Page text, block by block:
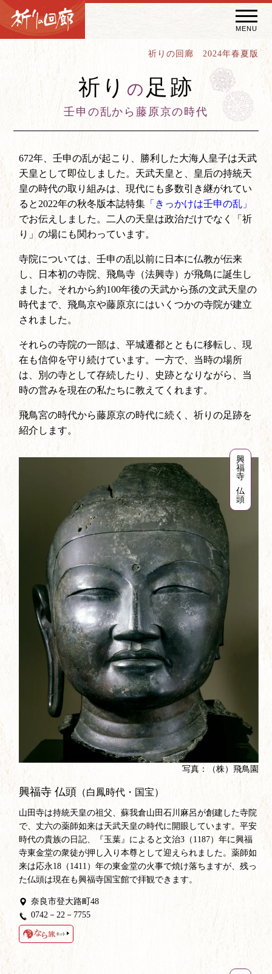
MENU
秘宝・秘仏特別開帳
特別講話 （スペシャルインタビュー）
祈りの回廊コラム
祈りの回廊 2024年春夏版
祈り の 足跡
壬申の乱から藤原京の時代
672年、壬申の乱が起こり、勝利した大海人皇子は天武
天皇として即位しました。天武天皇と、皇后の持統天
皇の時代の取り組みは、現代にも多数引き継がれてい
ると2022年の秋冬版本誌特集「きっかけは壬申の乱」
でお伝えしました。二人の天皇は政治だけでなく「祈
り」の場にも関わっています。
寺院については、壬申の乱以前に日本に仏教が伝来
し、日本初の寺院、飛鳥寺（法興寺）が飛鳥に誕生し
ました。それから約100年後の天武から孫の文武天皇の
時代まで、飛鳥京や藤原京にはいくつかの寺院が建立
されました。
それらの寺院の一部は、平城遷都とともに移転し、現
在も信仰を守り続けています。一方で、当時の場所
は、別の寺として存続したり、史跡となりながら、当
時の営みを現在の私たちに教えてくれます。
飛鳥宮の時代から藤原京の時代に続く、祈りの足跡を
紹介します。
興
福
寺
仏
頭
写真：（株）飛鳥園
興福寺 仏頭 （白鳳時代・国宝）
山田寺は持統天皇の祖父、蘇我倉山田石川麻呂が創建した寺院
で、丈六の薬師如来は天武天皇の時代に開眼しています。平安
時代の貴族の日記、『玉葉』によると文治3（1187）年に興福
寺東金堂の衆徒が押し入り本尊として迎えられました。薬師如
来は応永18（1411）年の東金堂の火事で焼け落ちますが、残っ
た仏頭は現在も興福寺国宝館で拝観できます。
奈良市登大路町48
0742－22－7755